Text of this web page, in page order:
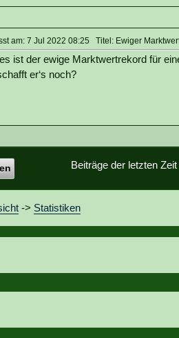
am: 7 Jul 2022 08:25 Titel: Ewiger
ist der ewige Marktwertrekord für
er‘s noch?
Beiträge der letzten
-> Statistiken